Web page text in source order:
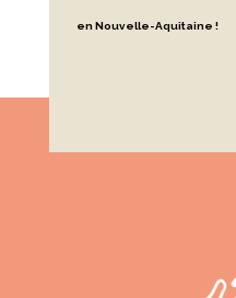
en Nouvelle-Aquitaine !